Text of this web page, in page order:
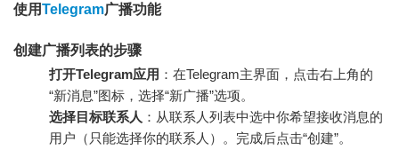
使用Telegram广播功能
创建广播列表的步骤
打开Telegram应用 ：在Telegram主界面，点击右上角的
“新消息”图标，选择“新广播”选项。
选择目标联系人 ：从联系人列表中选中你希望接收消息的
用户（只能选择你的联系人）。完成后点击“创建”。